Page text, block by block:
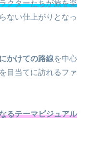
クターたちが旅を楽
ない仕上がりとなっ
かけての路線を中心
目当てに訪れるファ
るテーマビジュアル